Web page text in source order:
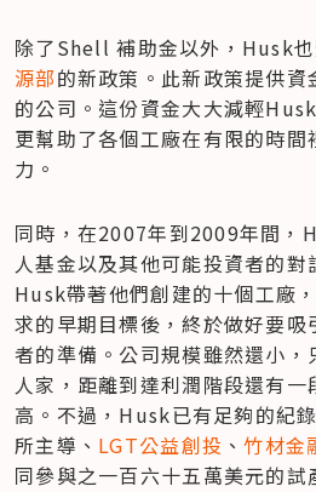
除了Shell 補助金以外，Husk
源部的新政策。此新政策提供
的公司。這份資金大大減輕
更幫助了各個工廠在有限的時
力。
同時，在2007年到2009年間，
人基金以及其他可能投資者的對
Husk帶著他們創建的十個工廠
求的早期目標後，終於做好要吸
者的準備。公司規模雖然還小，
人家，距離到達利潤階段還有一
高。不過，Husk已有足夠的紀
所主導、 LGT公益創投 、竹材金
同參與之一百六十五萬美元的試